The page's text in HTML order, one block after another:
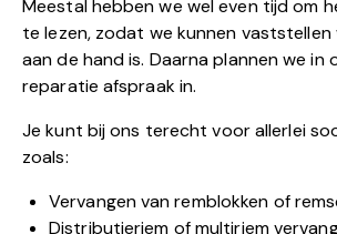
Meestal hebben we wel even tijd om
te lezen, zodat we kunnen
aan de hand is. Daarna plannen we in
reparatie afspraak in.
Je kunt bij ons terecht voor allerlei
zoals:
Vervangen van remblokken of
Distributieriem of multiriem